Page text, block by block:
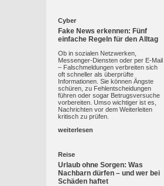
Cyber
Fake News erkennen: Fünf
einfache Regeln für den Alltag
Ob in sozialen Netzwerken,
Messenger-Diensten oder per E-Mail
– Falschmeldungen verbreiten sich
oft schneller als überprüfte
Informationen. Sie können Ängste
schüren, zu Fehlentscheidungen
führen oder sogar Betrugsversuche
vorbereiten. Umso wichtiger ist es,
Nachrichten vor dem Weiterleiten
kritisch zu prüfen.
weiterlesen
Reise
Urlaub ohne Sorgen: Was
Nachbarn dürfen – und wer bei
Schäden haftet